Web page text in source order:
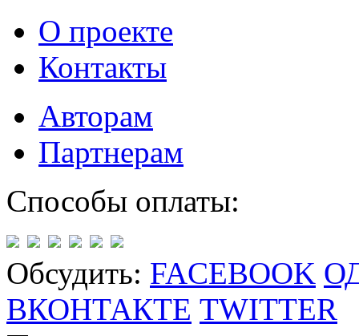
О проекте
Контакты
Авторам
Партнерам
Способы оплаты:
Обсудить: FACEBOOK
ВКОНТАКТЕ TWITTER